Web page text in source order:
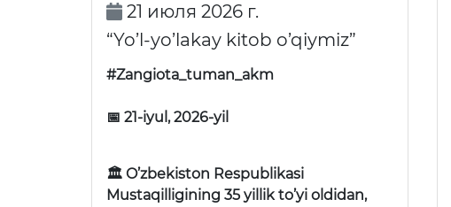
21 июля 2026 г.
“Yo’l-yo’lakay kitob o’qiymiz”
#Zangiota_tuman_akm
📅 21-iyul, 2026-yil
🏛 O’zbekiston Respublikasi
Mustaqilligining 35 yillik to’yi oldidan,